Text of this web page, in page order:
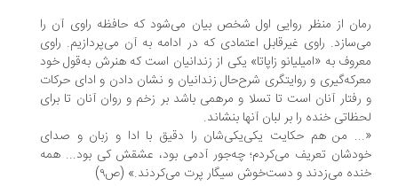
از منظر روایی اول شخص بیان می‌شود که حافظه راوی آن را
راوی غیرقابل اعتمادی که در ادامه به آن می‌پردازیم. راوی
به «امیلیانو زاپاتا» یکی از زندانیان است که هنرش به‌قول خود
و روایتگری شرح‌حال زندانیان و نشان دادن و ادای حرکات
آنان است تا تسلا و مرهمی باشد بر زخم و روان آنان تا برای
خنده را بر لبان آنها بنشاند.
من هم حکایت یکی‌یکی‌شان را دقیق با ادا و زبان و صدای
تعریف می‌کردم؛ چه‌جور آدمی بود، عشقش کی بود... همه
می‌زدند و دست‌خوش سیگار پرت می‌کردند.» (ص۹)